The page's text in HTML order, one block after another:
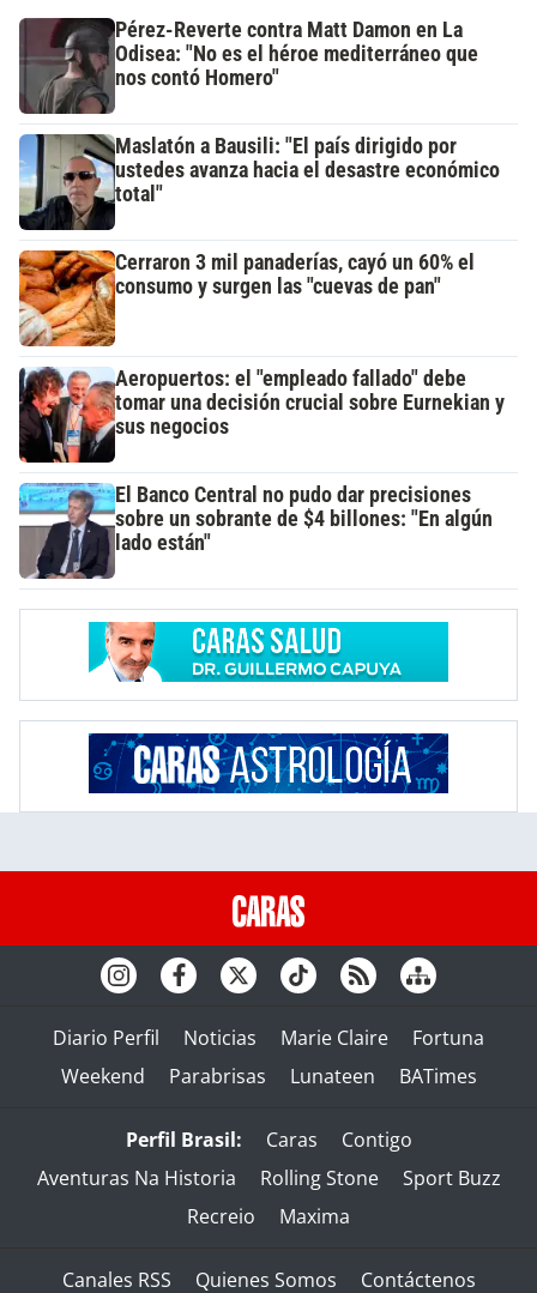
Pérez-Reverte contra Matt Damon en La
Odisea: "No es el héroe mediterráneo que
nos contó Homero"
Maslatón a Bausili: "El país dirigido por
ustedes avanza hacia el desastre económico
total"
Cerraron 3 mil panaderías, cayó un 60% el
consumo y surgen las "cuevas de pan"
Aeropuertos: el "empleado fallado" debe
tomar una decisión crucial sobre Eurnekian y
sus negocios
El Banco Central no pudo dar precisiones
sobre un sobrante de $4 billones: "En algún
lado están"
Diario Perfil Noticias Marie Claire
Fortuna
Weekend
Parabrisas Lunateen BATimes
Perfil Brasil: Caras
Contigo
Aventuras Na Historia
Rolling Stone
Sport Buzz
Recreio
Maxima
Canales RSS Quienes Somos Contáctenos